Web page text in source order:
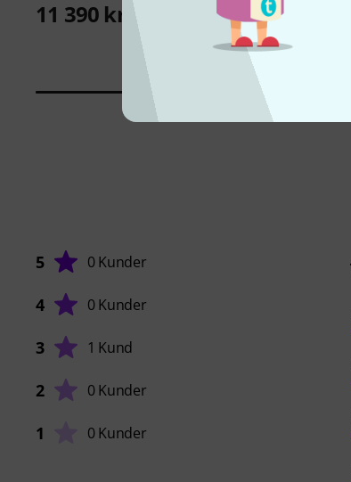
11 390 kr 949 kr
5 0 Kunder
4 0 Kunder
3 1 Kund
2 0 Kunder
1 0 Kunder